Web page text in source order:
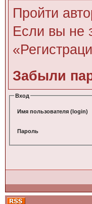
Пройти
Если вы не
Забыли
Вход
Имя пользователя (login)
Пароль